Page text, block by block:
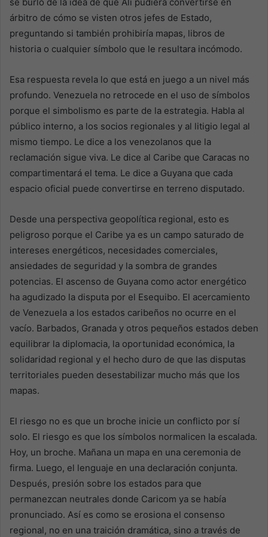
árbitro de cómo se visten otros jefes de Estado,
preguntando si también prohibiría mapas, libros de
historia o cualquier símbolo que le resultara incómodo.
Esa respuesta revela lo que está en juego a un nivel más
profundo. Venezuela no retrocede en el uso de símbolos
porque el simbolismo es parte de la estrategia. Habla al
público interno, a los socios regionales y al litigio legal al
mismo tiempo. Le dice a los venezolanos que la
reclamación sigue viva. Le dice al Caribe que Caracas no
compartimentará el tema. Le dice a Guyana que cada
espacio oficial puede convertirse en terreno disputado.
Desde una perspectiva geopolítica regional, esto es
peligroso porque el Caribe ya es un campo saturado de
intereses energéticos, necesidades comerciales,
ansiedades de seguridad y la sombra de grandes
potencias. El ascenso de Guyana como actor energético
ha agudizado la disputa por el Esequibo. El acercamiento
de Venezuela a los estados caribeños no ocurre en el
vacío. Barbados, Granada y otros pequeños estados deben
equilibrar la diplomacia, la oportunidad económica, la
solidaridad regional y el hecho duro de que las disputas
territoriales pueden desestabilizar mucho más que los
mapas.
El riesgo no es que un broche inicie un conflicto por sí
solo. El riesgo es que los símbolos normalicen la escalada.
Hoy, un broche. Mañana un mapa en una ceremonia de
firma. Luego, el lenguaje en una declaración conjunta.
Después, presión sobre los estados para que
permanezcan neutrales donde Caricom ya se había
pronunciado. Así es como se erosiona el consenso
regional, no en una traición dramática, sino a través de